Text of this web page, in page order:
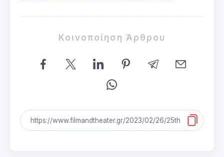
Κοινοποίηση Άρθρου